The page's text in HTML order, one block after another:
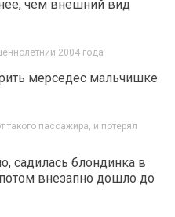
чем внешний вид
2004 года
мерседес мальчишке
такого пассажира, и потерял
садилась блондинка в
внезапно дошло до